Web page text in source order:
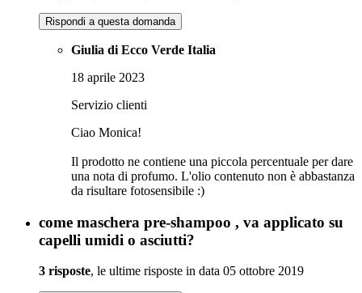
Rispondi a questa domanda
Giulia di Ecco Verde Italia
18 aprile 2023
Servizio clienti
Ciao Monica!
Il prodotto ne contiene una piccola percentuale per dare
una nota di profumo. L'olio contenuto non è abbastanza
da risultare fotosensibile :)
come maschera pre-shampoo , va applicato su
capelli umidi o asciutti?
3 risposte, le ultime risposte in data 05 ottobre 2019